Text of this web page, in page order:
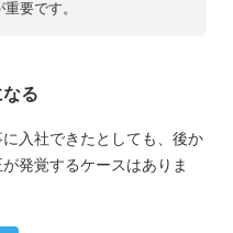
要です。
る
入社できたとしても、後か
発覚するケースはありま